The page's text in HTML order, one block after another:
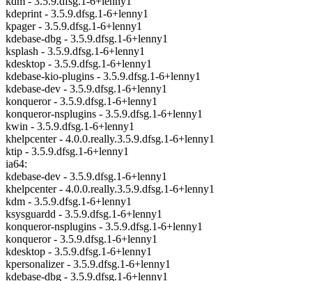
kdeprint - 3.5.9.dfsg.1-6+lenny1
kpager - 3.5.9.dfsg.1-6+lenny1
kdebase-dbg - 3.5.9.dfsg.1-6+lenny1
ksplash - 3.5.9.dfsg.1-6+lenny1
kdesktop - 3.5.9.dfsg.1-6+lenny1
kdebase-kio-plugins - 3.5.9.dfsg.1-6+lenny1
kdebase-dev - 3.5.9.dfsg.1-6+lenny1
konqueror - 3.5.9.dfsg.1-6+lenny1
konqueror-nsplugins - 3.5.9.dfsg.1-6+lenny1
kwin - 3.5.9.dfsg.1-6+lenny1
khelpcenter - 4.0.0.really.3.5.9.dfsg.1-6+lenny1
ktip - 3.5.9.dfsg.1-6+lenny1
ia64:
kdebase-dev - 3.5.9.dfsg.1-6+lenny1
khelpcenter - 4.0.0.really.3.5.9.dfsg.1-6+lenny1
kdm - 3.5.9.dfsg.1-6+lenny1
ksysguardd - 3.5.9.dfsg.1-6+lenny1
konqueror-nsplugins - 3.5.9.dfsg.1-6+lenny1
konqueror - 3.5.9.dfsg.1-6+lenny1
kdesktop - 3.5.9.dfsg.1-6+lenny1
kpersonalizer - 3.5.9.dfsg.1-6+lenny1
kdebase-dbg - 3.5.9.dfsg.1-6+lenny1